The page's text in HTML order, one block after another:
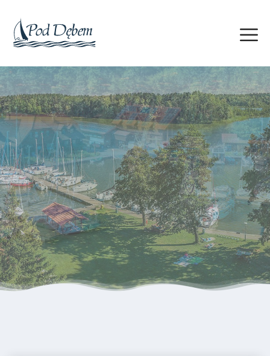
Czarter Jachtów motorowych
i żaglowych
Rejsy po całych Mazurach na jachtach żaglowych (Antila
24.4, 27, 28.2) i motorowych (Platinum 989, Nautica 1000)